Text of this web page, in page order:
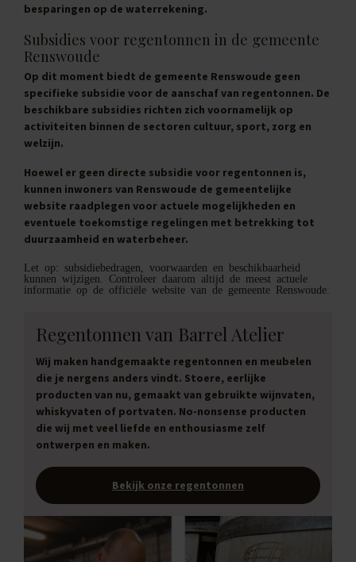
besparingen op de waterrekening.
Subsidies voor regentonnen in de gemeente
Renswoude
Op dit moment biedt de gemeente Renswoude geen
specifieke subsidie voor de aanschaf van regentonnen. De
beschikbare subsidies richten zich voornamelijk op
activiteiten binnen de sectoren cultuur, sport, zorg en
welzijn.
Hoewel er geen directe subsidie voor regentonnen is,
kunnen inwoners van Renswoude de gemeentelijke
website raadplegen voor actuele mogelijkheden en
eventuele toekomstige regelingen met betrekking tot
duurzaamheid en waterbeheer.
Let op: subsidiebedragen, voorwaarden en beschikbaarheid
kunnen wijzigen. Controleer daarom altijd de meest actuele
informatie op de officiële website van de gemeente Renswoude.
Regentonnen van Barrel Atelier
Wij maken handgemaakte regentonnen en meubelen
die je nergens anders vindt. Stoere, eerlijke
producten van nu, gemaakt van gebruikte wijnvaten,
whiskyvaten of portvaten. No-nonsense producten
die wij met veel liefde en enthousiasme zelf
ontwerpen en maken.
Bekijk onze regentonnen